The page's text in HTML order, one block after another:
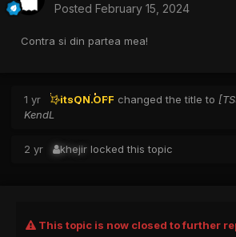
Posted February 15, 2024
Contra si din partea mea!
1 yr itsON.OFF changed the title to
KendL
2 yr khejir locked this topic
This topic is now closed to further